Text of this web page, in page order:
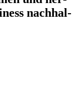
nach­hal­